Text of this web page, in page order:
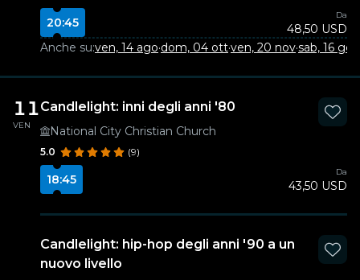
20:45
Da
48,50 USD
Anche su:ven, 14 ago·dom, 04 ott·ven, 20 nov·sab, 16 gen
11
VEN
Candlelight: inni degli anni '80
National City Christian Church
5.0 (9)
18:45
Da
43,50 USD
Candlelight: hip-hop degli anni '90 a un
nuovo livello